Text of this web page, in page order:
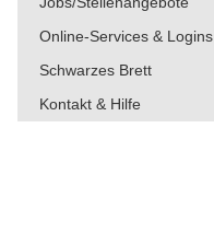
Online-Services & Logins
Schwarzes Brett
Kontakt & Hilfe